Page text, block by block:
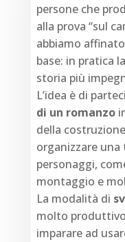
persone che
alla prova “sul
abbiamo
base: in pratica
storia più
L’idea è di
di un romanzo
della
organizzare una
personaggi,
montaggio e
La modalità di
molto
imparare ad